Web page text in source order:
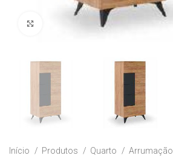
Início Produtos Quarto Arrumação